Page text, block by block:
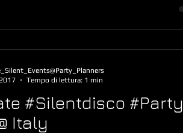
#Silentdisco #Party
Italy
Tempo di lettura: 1 min